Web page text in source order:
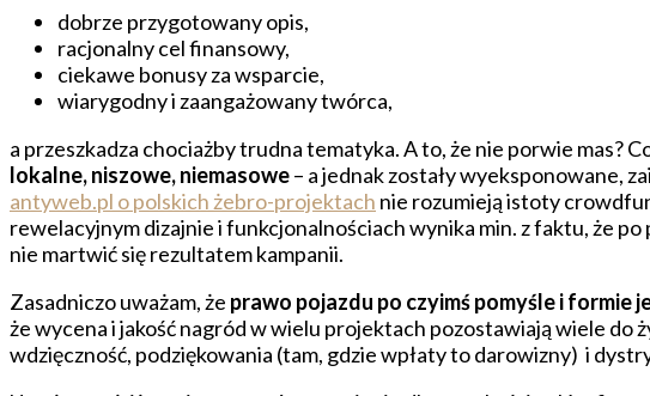
dobrze przygotowany opis,
racjonalny cel finansowy,
ciekawe bonusy za wsparcie,
wiarygodny i zaangażowany twórca,
a przeszkadza chociażby trudna tematyka. A to, że nie porwie mas?
lokalne, niszowe, niemasowe– a jednak zostały wyeksponowane,
antyweb.pl o polskich żebro-projektach nie rozumieją istoty
rewelacyjnym dizajnie i funkcjonalnościach wynika min. z faktu, że
nie martwić się rezultatem kampanii.
Zasadniczo uważam, że prawo pojazdu po czyimś pomyśle i
że wycena i jakość nagród w wielu projektach pozostawiają wiele
wdzięczność, podziękowania (tam, gdzie wpłaty to darowizny) i